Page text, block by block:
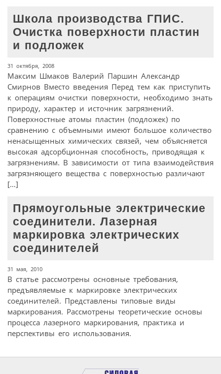
Школа производства ГПИС.
Очистка поверхности пластин
и подложек
31 октября, 2008
Максим Шмаков Валерий Паршин Александр
Смирнов Вместо введения Перед тем как приступить
к операциям очистки поверхности, необходимо знать
природу, характер и источник загрязнений.
Поверхностные атомы пластин (подложек) по
сравнению с объемными имеют большое количество
ненасыщенных химических связей, чем объясняется
высокая адсорбционная способность, приводящая к
загрязнениям. В зависимости от типа взаимодействия
загрязняющего вещества с поверхностью различают
[…]
Прямоугольные электрические
соединители. Лазерная
маркировка электрических
соединителей
31 мая, 2010
В статье рассмотрены основные требования,
предъявляемые к маркировке электрических
соединителей. Представлены типовые виды
маркирования. Рассмотрены теоретические основы
процесса лазерного маркирования, практика и
перспективы его использования.